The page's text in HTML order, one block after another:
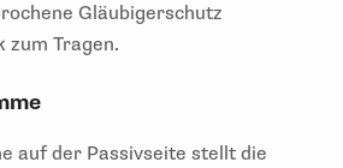
Gläubigerschutz
zum Tragen.
auf der Passivseite stellt die